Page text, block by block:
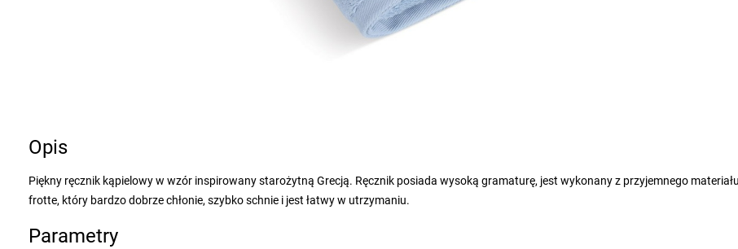
Opis
Piękny ręcznik kąpielowy w wzór inspirowany starożytną Grecją. Ręcznik posiada wysoką gramaturę, jest wykonany z przyjemnego materiału
frotte, który bardzo dobrze chłonie, szybko schnie i jest łatwy w utrzymaniu.
Parametry